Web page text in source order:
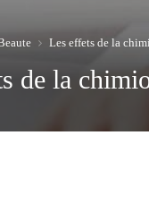
Les effets de la
de la